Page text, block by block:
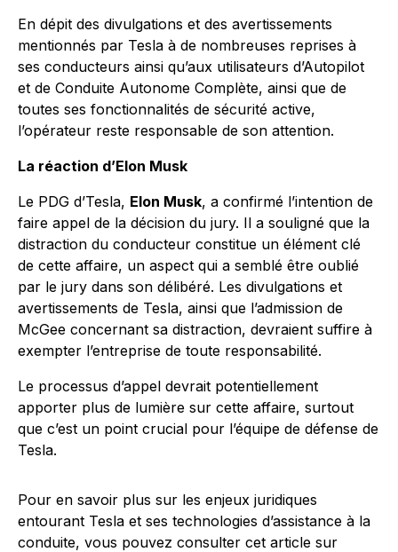
En dépit des divulgations et des avertissements
mentionnés par Tesla à de nombreuses reprises à
ses conducteurs ainsi qu’aux utilisateurs d’Autopilot
et de Conduite Autonome Complète, ainsi que de
toutes ses fonctionnalités de sécurité active,
l’opérateur reste responsable de son attention.
La réaction d’Elon Musk
Le PDG d’Tesla, Elon Musk, a confirmé l’intention de
faire appel de la décision du jury. Il a souligné que la
distraction du conducteur constitue un élément clé
de cette affaire, un aspect qui a semblé être oublié
par le jury dans son délibéré. Les divulgations et
avertissements de Tesla, ainsi que l’admission de
McGee concernant sa distraction, devraient suffire à
exempter l’entreprise de toute responsabilité.
Le processus d’appel devrait potentiellement
apporter plus de lumière sur cette affaire, surtout
que c’est un point crucial pour l’équipe de défense de
Tesla.
Pour en savoir plus sur les enjeux juridiques
entourant Tesla et ses technologies d’assistance à la
conduite, vous pouvez consulter cet article sur